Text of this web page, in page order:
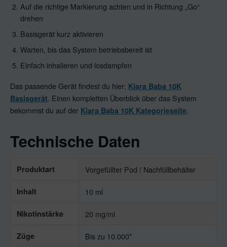
Auf die richtige Markierung achten und in Richtung „Go“
drehen
Basisgerät kurz aktivieren
Warten, bis das System betriebsbereit ist
Einfach inhalieren und losdampfen
Das passende Gerät findest du hier: Kiara Baba 10K
Basisgerät . Einen kompletten Überblick über das System
bekommst du auf der Kiara Baba 10K Kategorieseite
Technische Daten
Produktart Vorgefüllter Pod / Nachfüllbehälter
Inhalt 10 ml
Nikotinstärke 20 mg/ml
Züge Bis zu 10.000*